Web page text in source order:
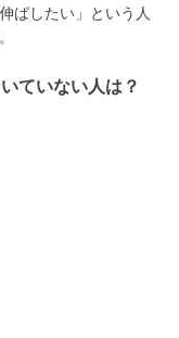
ばしたい」という人
ていない人は？